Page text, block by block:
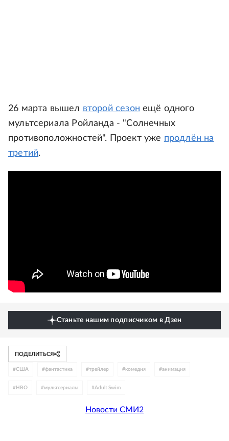
26 марта вышел второй сезон ещё одного
мультсериала Ройланда - "Солнечных
противоположностей". Проект уже продлён на
третий.
Станьте нашим подписчиком в Дзен
ПОДЕЛИТЬСЯ
#США #фантастика #трейлер #комедия #анимация
# HBO #мультсериалы #Adult Swim
Новости СМИ2